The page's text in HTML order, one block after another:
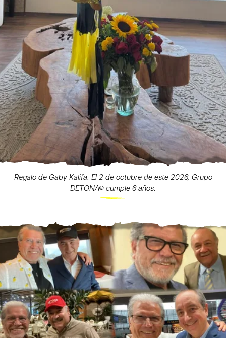
Regalo de Gaby Kalifa. El 2 de octubre de este 2026, Grupo
DETONA® cumple 6 años.